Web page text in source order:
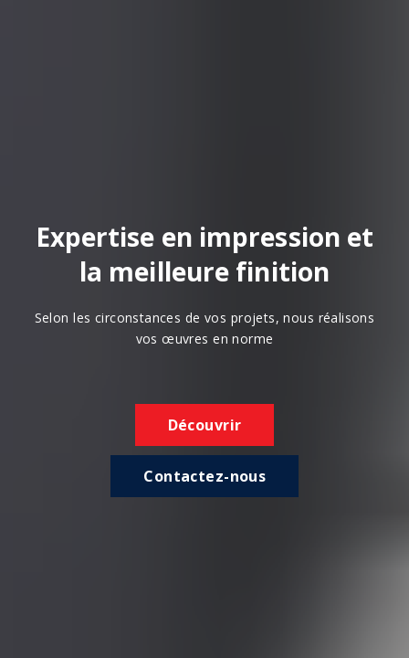
Expertise en impression et
la meilleure finition
Selon les circonstances de vos projets, nous réalisons
vos œuvres en norme
Découvrir
Contactez-nous